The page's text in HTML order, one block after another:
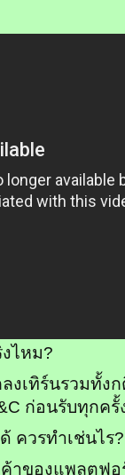
ไหม?
งเทิร์นรวมทั้ง
ก่อนรับทุกครั้
ควรทำเช่นไร?
าของแพลตฟ